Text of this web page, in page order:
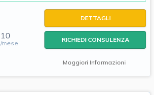
10
/mese
DETTAGLI
RICHIEDI CONSULENZA
Maggiori Informazioni